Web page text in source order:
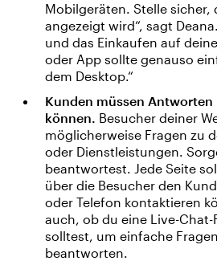
Mobilgeräten. Stelle sicher,
angezeigt wird“, sagt
und das Einkaufen auf
oder App sollte genauso
dem Desktop.“
Kunden müssen
können. Besucher deiner
möglicherweise Fragen zu
oder Dienstleistungen.
beantwortest. Jede Seite
über die Besucher den
oder Telefon kontaktieren
auch, ob du eine Live-
solltest, um einfache
beantworten.